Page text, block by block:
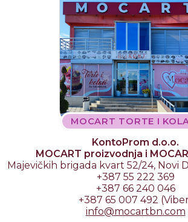
MOCART TORTE I
KontoProm d.o.o.
MOCART proizvodnja i
Majevičkih brigada kvart 52/24, Novi
+387 55 222 369
+387 66 240 046
+387 65 007 492
info@mocartbn.com